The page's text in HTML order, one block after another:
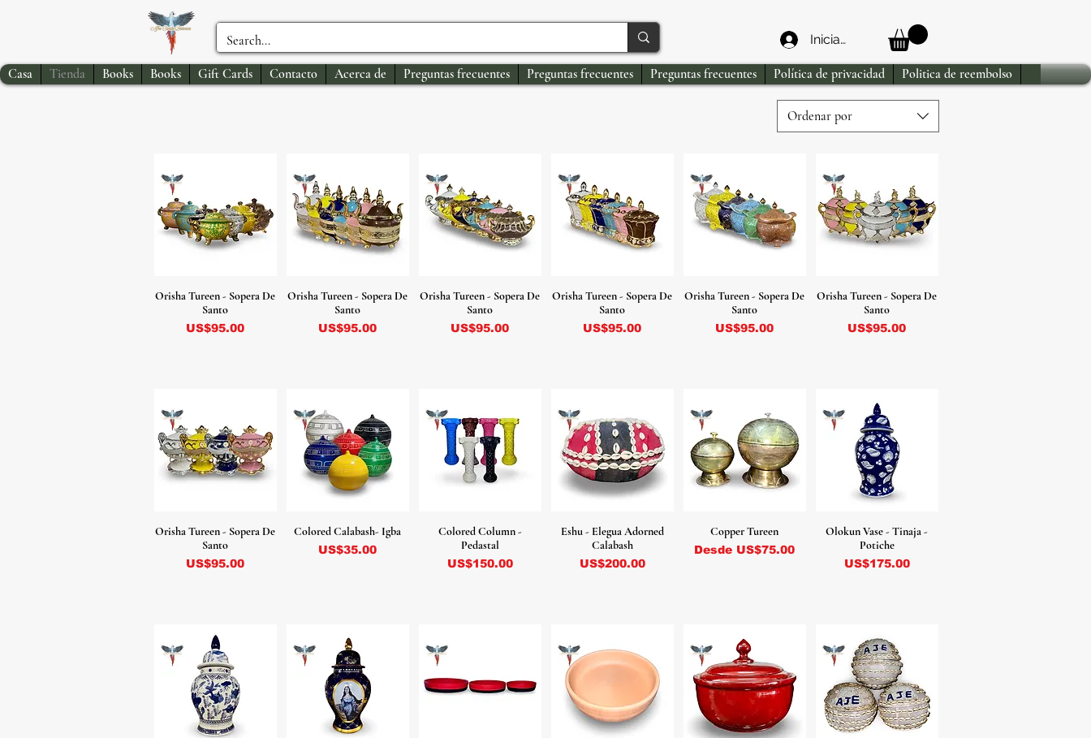
Iniciar sesión
Casa Tienda Books Books Gift Cards Contacto Acerca de Preguntas frecuentes Preguntas frecuentes Preguntas frecuentes Política de privacidad Politica de reembolso
Ordenar por
Orisha Tureen - Sopera De
Santo
Precio
US$95.00
Orisha Tureen - Sopera De
Santo
Precio
US$95.00
Orisha Tureen - Sopera De
Santo
Precio
US$95.00
Orisha Tureen - Sopera De
Santo
Precio
US$95.00
Orisha Tureen - Sopera De
Santo
Precio
US$95.00
Orisha Tureen - Sopera De
Santo
Precio
US$95.00
Orisha Tureen - Sopera De
Santo
Precio
US$95.00
Colored Calabash- Igba
Precio
US$35.00
Colored Column -
Pedastal
Precio
US$150.00
Eshu - Elegua Adorned
Calabash
Precio
US$200.00
Copper Tureen
Desde US$75.00
Precio de oferta
Olokun Vase - Tinaja -
Potiche
Precio
US$175.00